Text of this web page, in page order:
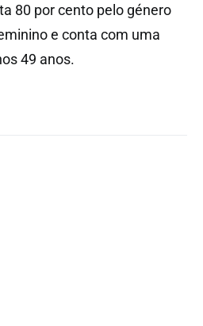
80 por cento pelo género
e conta com uma
49 anos.